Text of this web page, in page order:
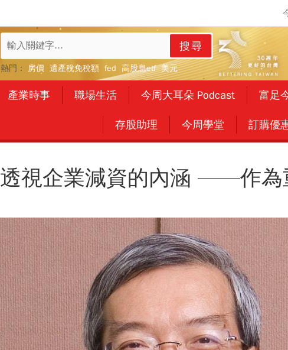
搜尋
熱門： 房價 遺產稅免稅額 fed 高股息etf 美元
產業時事 職場生活 今周大耳朵 Podcast 富足
存股助理 今周學堂 訂購優
透視企業減資的內涵 ——作為